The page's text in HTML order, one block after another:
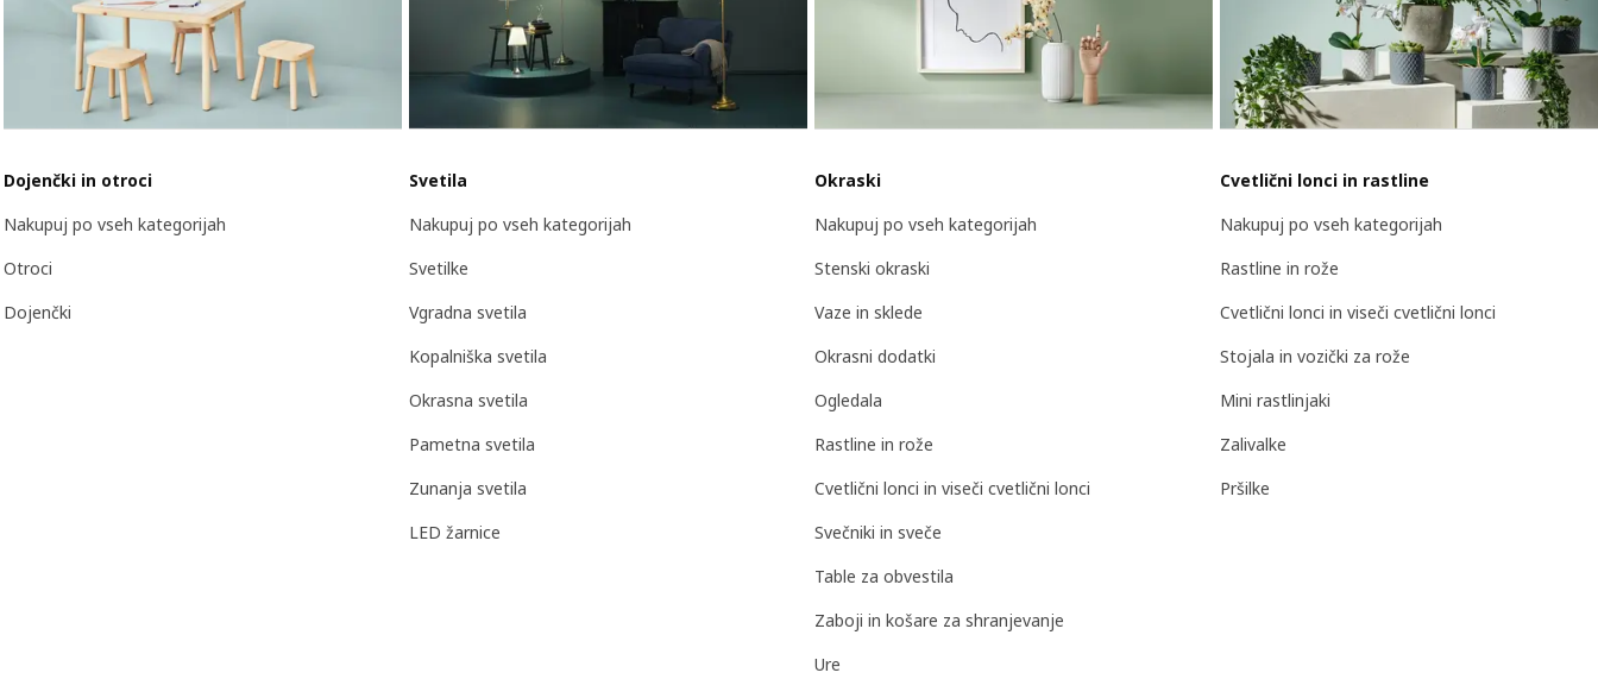
Dojenčki in otroci
Nakupuj po vseh kategorijah
Otroci
Dojenčki
Svetila
Nakupuj po vseh kategorijah
Svetilke
Vgradna svetila
Kopalniška svetila
Okrasna svetila
Pametna svetila
Zunanja svetila
LED žarnice
Okraski
Nakupuj po vseh kategorijah
Stenski okraski
Vaze in sklede
Okrasni dodatki
Ogledala
Rastline in rože
Cvetlični lonci in viseči cvetlični lonci
Svečniki in sveče
Table za obvestila
Zaboji in košare za shranjevanje
Ure
Cvetlični lonci in rastline
Nakupuj po vseh kategorijah
Rastline in rože
Cvetlični lonci in viseči cvetlični lonci
Stojala in vozički za rože
Mini rastlinjaki
Zalivalke
Pršilke